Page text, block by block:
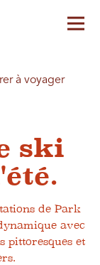
à voyager
ski
de Park
avec
pittoresques et